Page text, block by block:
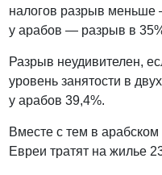
налогов разрыв меньше
у арабов — разрыв в
Разрыв неудивителен,
уровень занятости в
у арабов 39,4%.
Вместе с тем в
Евреи тратят на жилье